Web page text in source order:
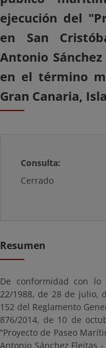
ejecución del
en San
Antonio
en el término
Gran Canaria,
Consulta:
Cerrado
Resumen
De conformidad con
22/1988, de 28 de julio,
152 del Reglamento
876/2014, de 10 de
“Proyecto de Paseo
Antonio Sánchez Fleitas